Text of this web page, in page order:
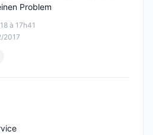
à 17h41
2017
Problem